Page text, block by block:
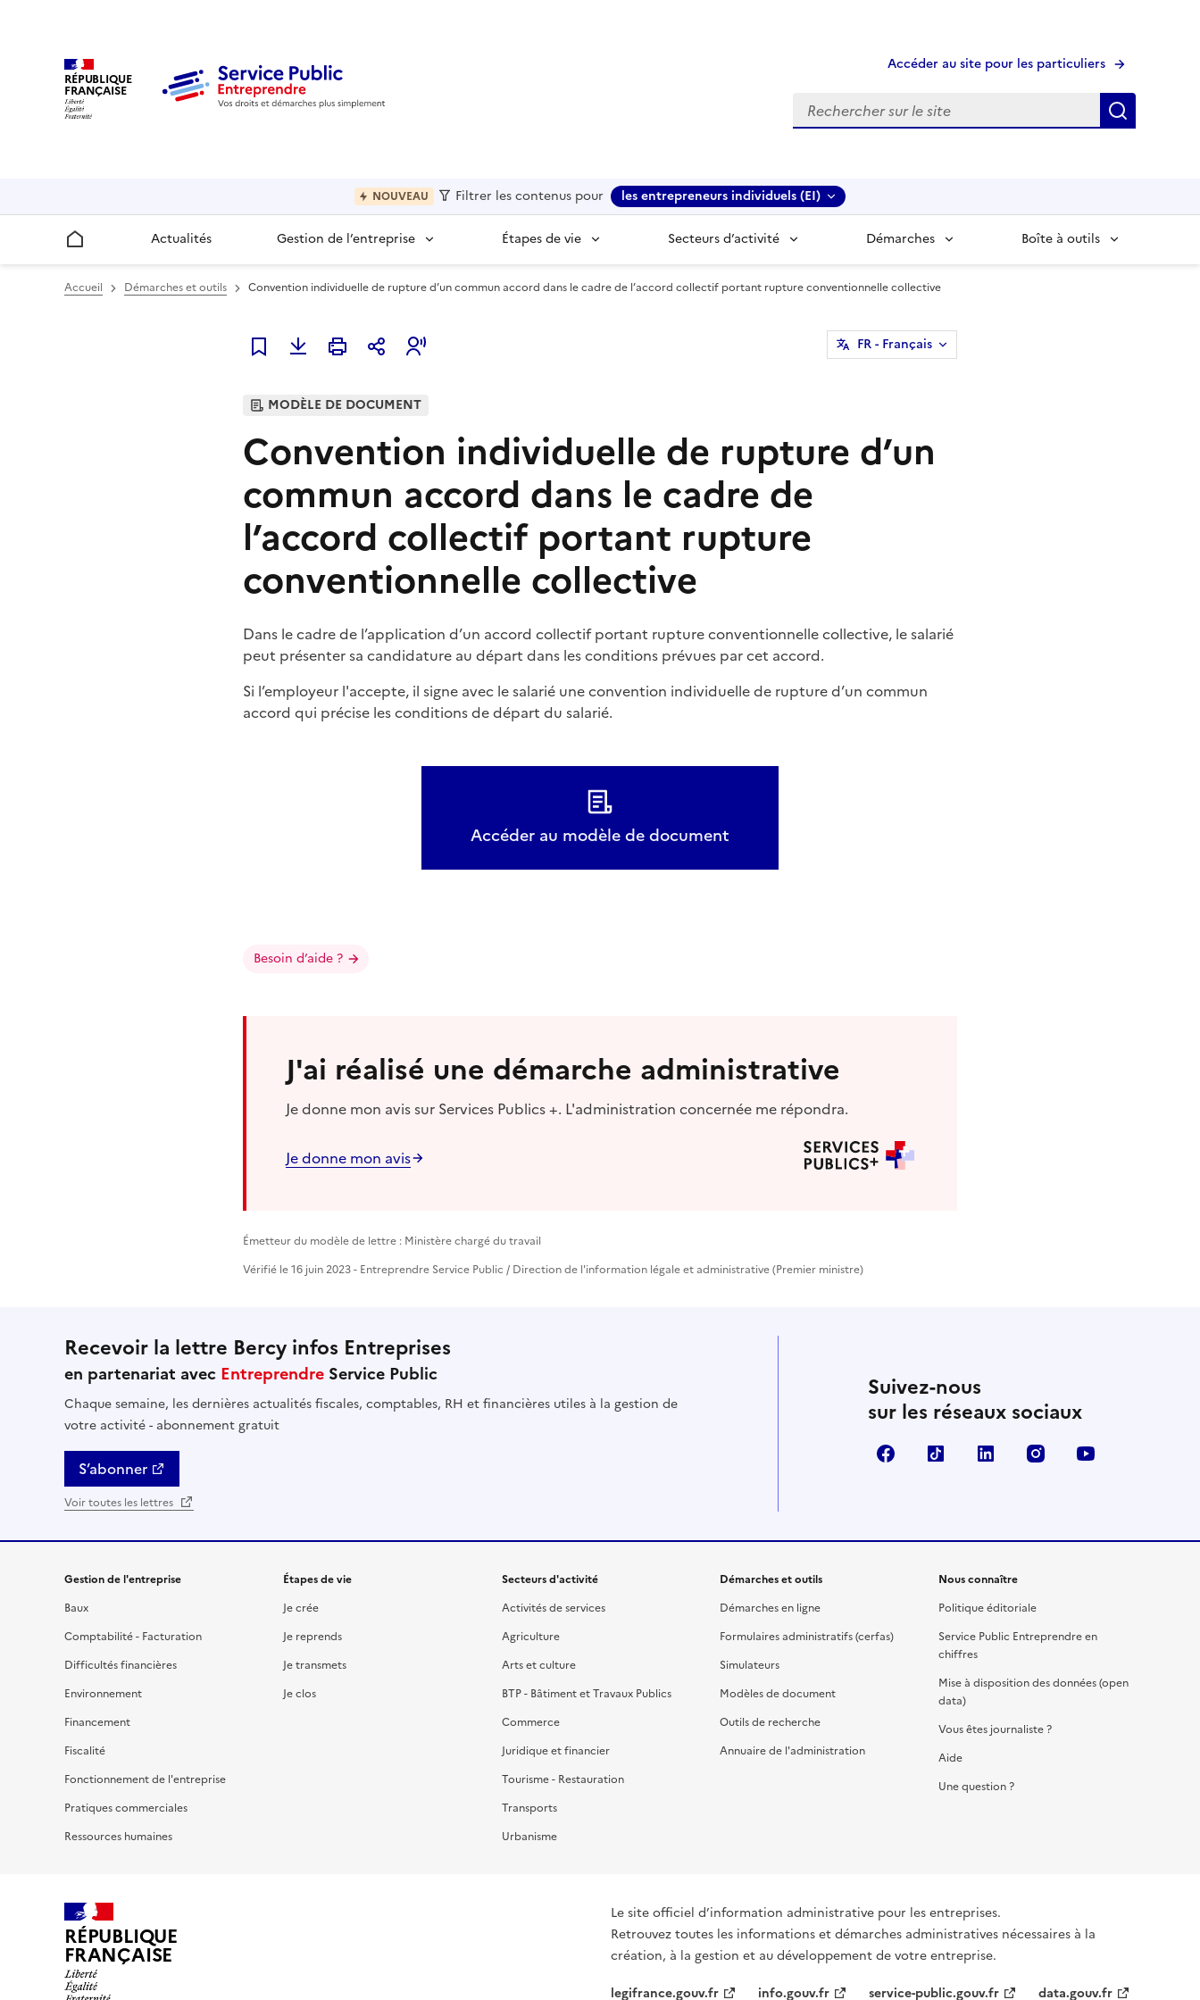
RÉPUBLIQUE
FRANÇAISE
Accéder au site pour les particuliers
Recherche
NOUVEAU Filtrer les contenus pour les entrepreneurs individuels (EI)
Accueil Actualités Gestion de l’entreprise Étapes de vie Secteurs d’activité Démarches Boîte à outils
Accueil Démarches et outils Convention individuelle de rupture d’un commun accord dans le cadre de l’accord collectif portant rupture conventionnelle collective
Ajouter à mes favoris
FR- Français
MODÈLE DE DOCUMENT
Convention individuelle de rupture d’un
commun accord dans le cadre de
l’accord collectif portant rupture
conventionnelle collective
Dans le cadre de l’application d’un accord collectif portant rupture conventionnelle collective, le salarié
peut présenter sa candidature au départ dans les conditions prévues par cet accord.
Si l’employeur l'accepte, il signe avec le salarié une convention individuelle de rupture d’un commun
accord qui précise les conditions de départ du salarié.
Accéder au modèle de document
Besoin d’aide ?
J'ai réalisé une démarche administrative
Je donne mon avis sur Services Publics +. L'administration concernée me répondra.
Je donne mon avis
Émetteur du modèle de lettre : Ministère chargé du travail
Vérifié le 16 juin 2023 - Entreprendre Service Public / Direction de l'information légale et administrative (Premier ministre)
Recevoir la lettre Bercy infos Entreprises
en partenariat avec Entreprendre Service Public
Chaque semaine, les dernières actualités fiscales, comptables, RH et financières utiles à la gestion de
votre activité - abonnement gratuit
S’abonner
Voir toutes les lettres
Suivez-nous
sur les réseaux sociaux
FacebookTikTok Linkedin Instagram
Gestion de l'entreprise
Baux
Comptabilité - Facturation
Difficultés financières
Environnement
Financement
Fiscalité
Fonctionnement de l'entreprise
Pratiques commerciales
Ressources humaines
Étapes de vie
Je crée
Je reprends
Je transmets
Je clos
Secteurs d'activité
Activités de services
Agriculture
Arts et culture
BTP - Bâtiment et Travaux Publics
Commerce
Juridique et financier
Tourisme - Restauration
Transports
Urbanisme
Démarches et outils
Démarches en ligne
Formulaires administratifs (cerfas)
Simulateurs
Modèles de document
Outils de recherche
Annuaire de l'administration
Nous connaître
Politique éditoriale
Service Public Entreprendre en
chiffres
Mise à disposition des données (open
data)
Vous êtes journaliste ?
Aide
Une question ?
RÉPUBLIQUE
FRANÇAISE
Le site officiel d’information administrative pour les entreprises.
Retrouvez toutes les informations et démarches administratives nécessaires à la
création, à la gestion et au développement de votre entreprise.
legifrance.gouv.fr
info.gouv.fr service-public.gouv.fr data.gouv.fr